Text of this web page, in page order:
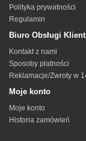
Polityka prywatności
Regulamin
Biuro Obsługi
Kontakt z nami
Sposoby płatności
Reklamacje/Zwroty w
Moje konto
Moje konto
Historia zamówień